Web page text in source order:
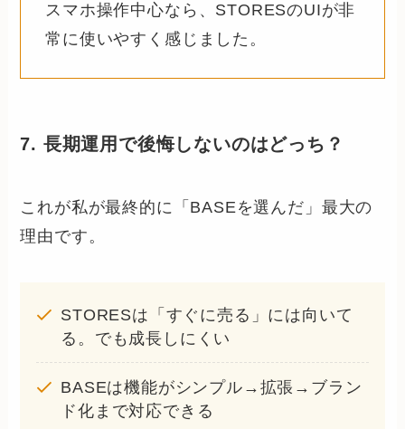
スマホ操作中心なら、STORESのUIが非
常に使いやすく感じました。
7. 長期運用で後悔しないのはどっち？
これが私が最終的に「BASEを選んだ」最大の
理由です。
STORESは「すぐに売る」には向いて
る。でも成長しにくい
BASEは機能がシンプル→拡張→ブラン
ド化まで対応できる